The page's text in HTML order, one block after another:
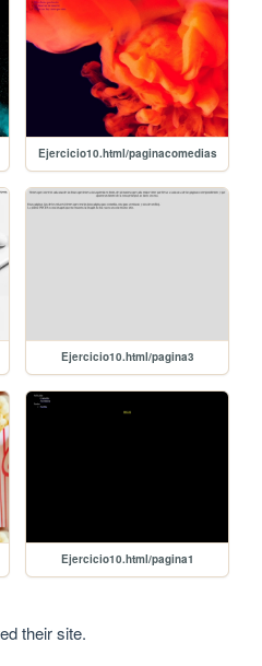
Ejercicio10.html/paginacomedias
Ejercicio10.html/pagina3
Ejercicio10.html/pagina1
their site.